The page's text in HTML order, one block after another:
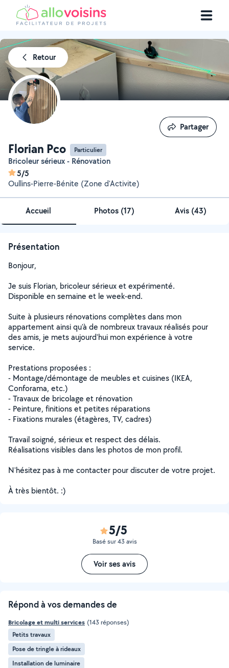
Retour
Florian Pco Particulier
Bricoleur sérieux - Rénovation
5/5
Oullins-Pierre-Bénite (Zone d'Activite)
Partager
Partager
Accueil Photos (17) Avis (43)
Présentation
Bonjour,
Je suis Florian, bricoleur sérieux et expérimenté.
Disponible en semaine et le week-end.
Suite à plusieurs rénovations complètes dans mon
appartement ainsi qu'à de nombreux travaux réalisés pour
des amis, je mets aujourd'hui mon expérience à votre
service.
Prestations proposées :
- Montage/démontage de meubles et cuisines (IKEA,
Conforama, etc.)
- Travaux de bricolage et rénovation
- Peinture, finitions et petites réparations
- Fixations murales (étagères, TV, cadres)
Travail soigné, sérieux et respect des délais.
Réalisations visibles dans les photos de mon profil.
N'hésitez pas à me contacter pour discuter de votre projet.
À très bientôt. :)
5/5
Basé sur 43 avis
Voir ses avis
Répond à vos demandes de
Bricolage et multi services (143 réponses)
Petits travaux
Pose de tringle à rideaux
Installation de luminaire